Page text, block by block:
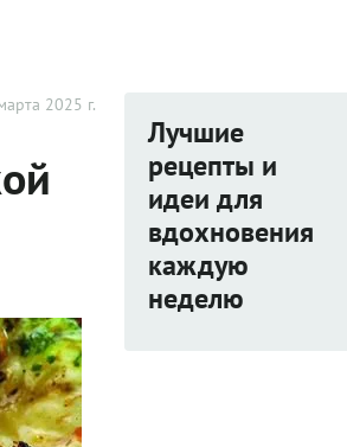
2025 г.
Лучшие
рецепты и
идеи для
вдохновения
каждую
неделю